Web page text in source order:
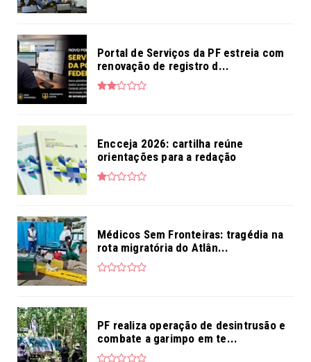
Portal de Serviços da PF estreia com
renovação de registro d...
Encceja 2026: cartilha reúne
orientações para a redação
Médicos Sem Fronteiras: tragédia na
rota migratória do Atlân...
PF realiza operação de desintrusão e
combate a garimpo em te...